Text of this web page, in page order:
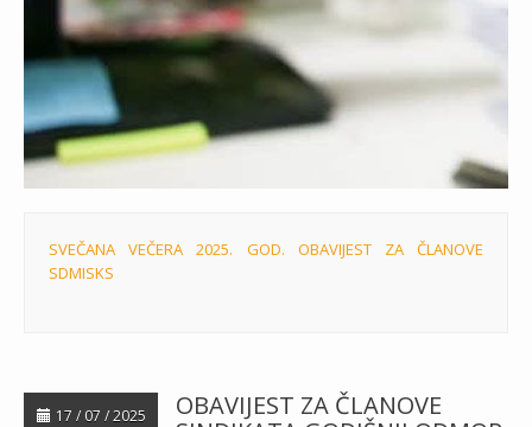
SVEČANA VEČERA 2025. GOD. OBAVIJEST ZA ČLANOVE
SDMISKS
17 / 07 / 2025
OBAVIJEST ZA ČLANOVE